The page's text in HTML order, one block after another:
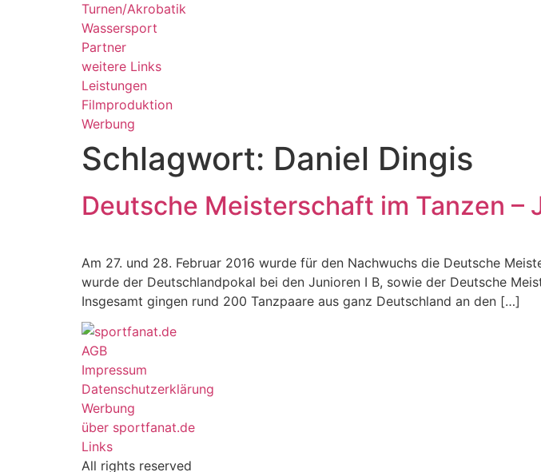
Turnen/Akrobatik
Wassersport
Partner
weitere Links
Leistungen
Filmproduktion
Werbung
Schlagwort: Daniel Dingis
Deutsche Meisterschaft im Tanzen –
Am 27. und 28. Februar 2016 wurde für den Nachwuchs die Deutsche
wurde der Deutschlandpokal bei den Junioren I B, sowie der Deutsche
Insgesamt gingen rund 200 Tanzpaare aus ganz Deutschland an den […]
AGB
Impressum
Datenschutzerklärung
Werbung
über sportfanat.de
Links
All rights reserved